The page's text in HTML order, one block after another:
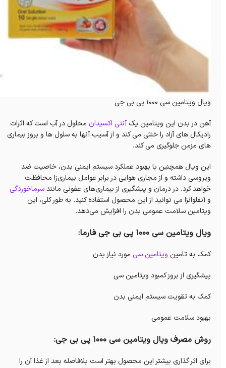
ویال ویتامین سی 1000 پی بی جی
آهن در بدن این ویتامین یک آنتی اکسیدان محلول در آب است که اثرات
رادیکال های آزاد را خنثی می کند و از آسیب آنها به سلول ها و بروز بیماری
های مزمن جلوگیری می کند.
این ویال همچنین با بهبود عملکرد سیستم ایمنی بدن، خاصیت ضد
ویروسی داشته و از مجاری هوایی در برابر عوامل بیماری‌زا محافظت
خواهد کرد. در درمان و پیشگیری از بیماری‌های عفونی مانندسرماخوردگی
و آنفلوانزا می توانید از این محصول استفاده کنید. به طور کلی، این
ویتامین سلامت عمومی بدن را افزایش می‌دهد.
ویال ویتامین سی 1000 پی بی جی فارما:
کمک به تامین ویتامین سی مورد نیاز بدن
پیشگیری از بروز کمبود ویتامین سی
کمک به تقویت سیستم ایمنی بدن
بهبود سلامت عمومی
روش مصرف ویال ویتامین سی 1000 پی بی جی:
برای اثر گذاری بیشتر این محصول بهتر است بلافاصله بعد از غذا آن را